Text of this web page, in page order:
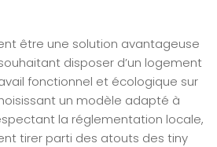
être une solution avantageuse
disposer d’un logement
fonctionnel et écologique sur
un modèle adapté à
la réglementation locale,
tirer parti des atouts des tiny